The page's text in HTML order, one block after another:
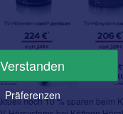
noch 10 % sparen beim
Verstanden
Präferenzen